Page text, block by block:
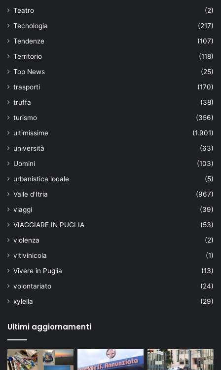
Teatro
(2)
Tecnologia
(217)
Tendenze
(107)
Territorio
(118)
Top News
(25)
trasporti
(170)
truffa
(38)
turismo
(356)
ultimissime
(1.901)
università
(63)
Uomini
(103)
urbanistica locale
(5)
Valle d'Itria
(967)
viaggi
(39)
VIAGGIARE IN PUGLIA
(53)
violenza
(2)
vitivinicola
(1)
Vivere in Puglia
(13)
volontariato
(24)
xylella
(29)
Ultimi aggiornamenti